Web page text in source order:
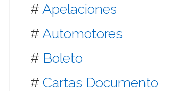
# Apelaciones
# Automotores
# Boleto
#Cartas Documento